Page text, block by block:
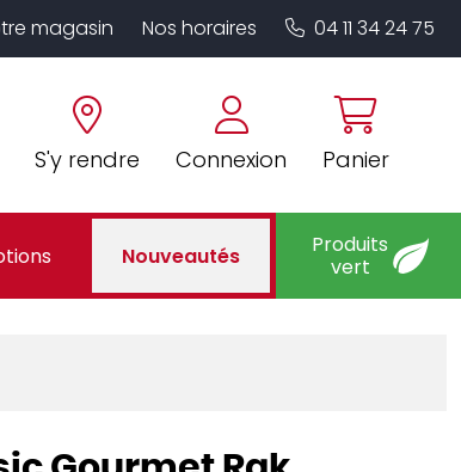
S'y rendre Connexion Panier
magasin Nos horaires 04 11 34 24 75
Nouveautés
Produits
vert